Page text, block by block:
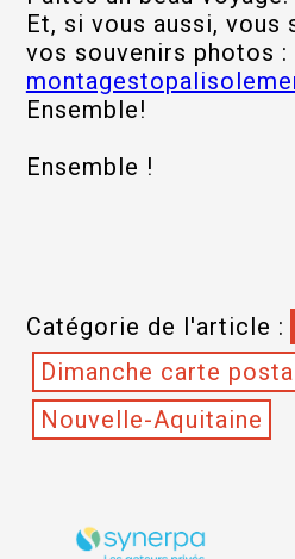
Et, si vous aussi, vous
vos souvenirs photos :
Ensemble!
Ensemble !
Catégorie de l'article :
Dimanche carte
Nouvelle-Aquitaine